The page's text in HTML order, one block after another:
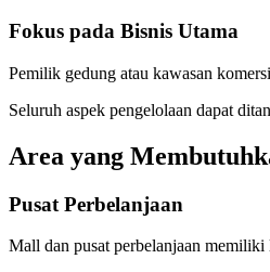
Fokus pada Bisnis Utama
Pemilik gedung atau kawasan
Seluruh aspek pengelolaan dapat
Area yang
Pusat Perbelanjaan
Mall dan pusat perbelanjaan